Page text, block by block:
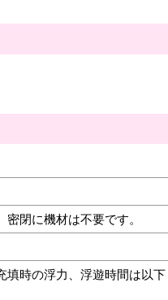
閉に機材は不要です。
填時の浮力、浮遊時間は以下